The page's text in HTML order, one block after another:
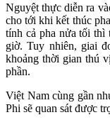
Nguyệt thực diễn ra
cho tới khi kết thúc
tính cả pha nửa tối
giờ. Tuy nhiên, giai
khoảng thời gian thú
phần.
Việt Nam cùng gần
Phi sẽ quan sát được